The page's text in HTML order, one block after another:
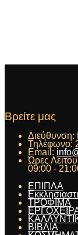
Βρείτε μας
Διεύθυνση:
Τηλέφωνο:
Email:
Ώρες
09:00 -
ΕΠΙΠΛΑ
ΤΡΟΦΙΜΑ
ΒΙΒΛΙΑ